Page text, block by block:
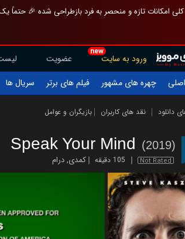
کلی امکانات تازه و منحصر به فرد بازطراحی شده 🎉
new
ورود به سایت عضویت
چهره های مشهور فیلم های برتر سریال ها
دانلود نقد های کاربران بازیگران و عوامل
Speak Your Mind (2019)
Not Rated 105 دقیقه کمدی,درام